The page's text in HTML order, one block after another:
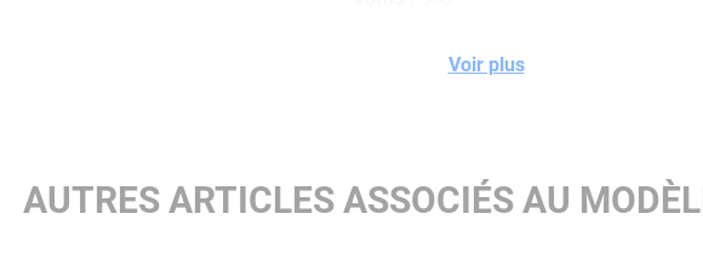
e0joulesm :
3754 3754
Voir plus
AUTRES ARTICLES ASSOCIÉS AU